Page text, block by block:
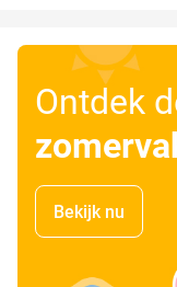
Ontdek
Bekijk nu